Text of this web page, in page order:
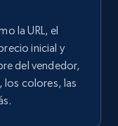
la URL, el
inicial y
del vendedor,
los colores, las